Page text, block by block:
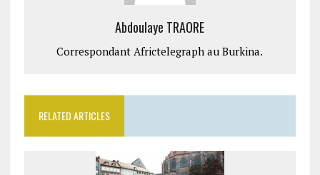
Abdoulaye TRAORE
Correspondant Africtelegraph au Burkina.
RELATED ARTICLES